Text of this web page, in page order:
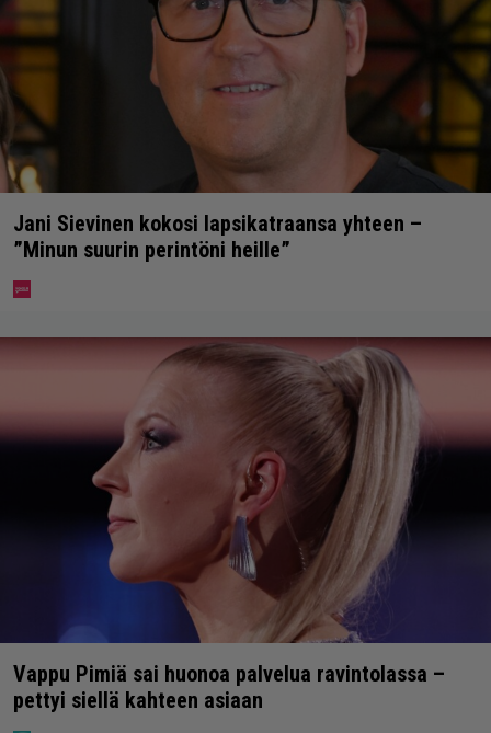
Jani Sievinen kokosi lapsikatraansa yhteen –
”Minun suurin perintöni heille”
Vappu Pimiä sai huonoa palvelua ravintolassa –
pettyi siellä kahteen asiaan